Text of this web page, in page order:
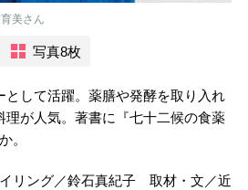
美さん
写真8枚
として活躍。薬膳や発酵を取り入れ
理が人気。著書に『七十二候の食薬
。
リング／鈴石真紀子 取材・文／近